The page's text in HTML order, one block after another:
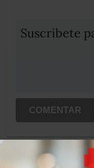
Suscribete
COMENTAR